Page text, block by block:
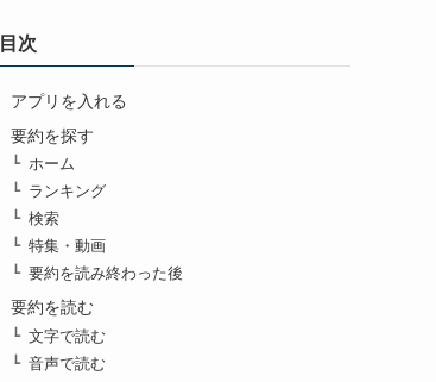
目次
アプリを入れる
要約を探す
ホーム
ランキング
検索
特集・動画
要約を読み終わった後
要約を読む
文字で読む
音声で読む